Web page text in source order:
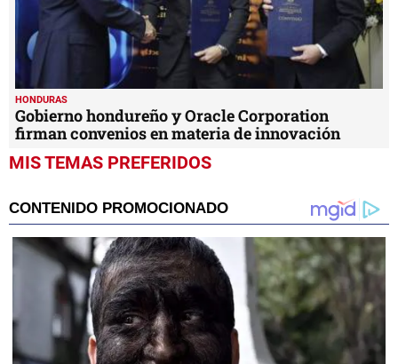
HONDURAS
Gobierno hondureño y Oracle Corporation
firman convenios en materia de innovación
MIS TEMAS PREFERIDOS